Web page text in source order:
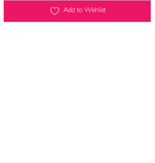
Add to Wishlist